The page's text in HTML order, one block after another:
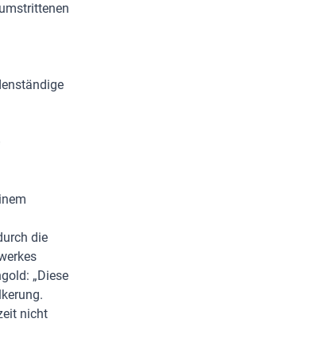
die
„Diese
nicht